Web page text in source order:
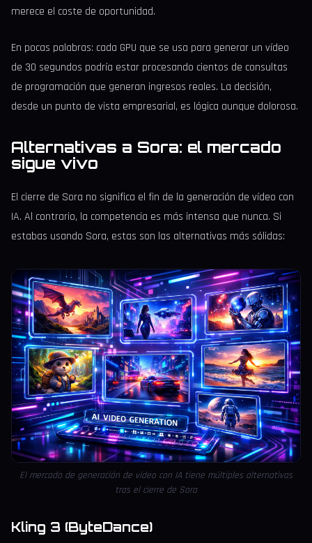
merece el coste de oportunidad.
En pocas palabras: cada GPU que se usa para generar un vídeo
de 30 segundos podría estar procesando cientos de consultas
de programación que generan ingresos reales. La decisión,
desde un punto de vista empresarial, es lógica aunque dolorosa.
Alternativas a Sora: el mercado
sigue vivo
El cierre de Sora no significa el fin de la generación de vídeo con
IA. Al contrario, la competencia es más intensa que nunca. Si
estabas usando Sora, estas son las alternativas más sólidas:
El mercado de generación de vídeo con IA tiene múltiples alternativas
tras el cierre de Sora
Kling 3 (ByteDance)